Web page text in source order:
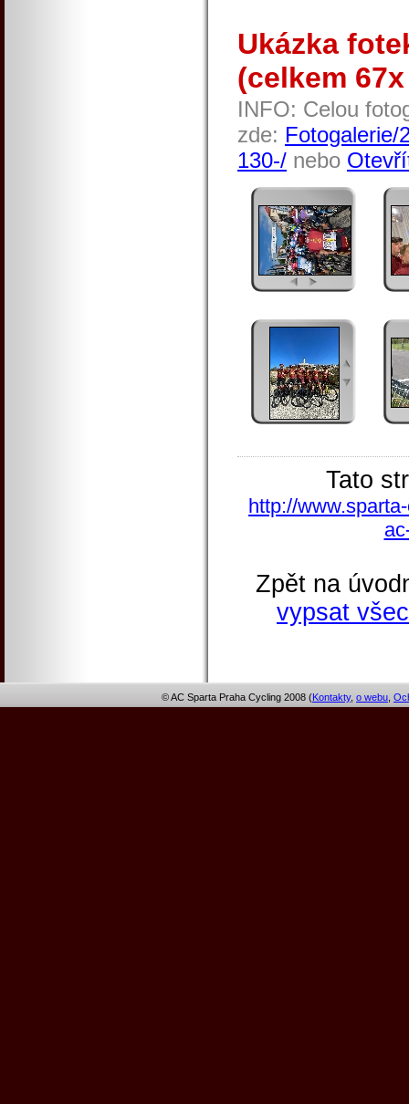
Ukázka
(celkem
INFO: Celou
zde: Fotogalerie/
130-/ nebo
Tato
http://
Zpět na
vypsat
© AC Sparta Praha Cycling 2008 (Kontakty, o webu